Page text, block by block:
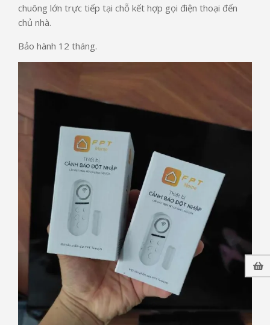
chuông lớn trực tiếp tại chỗ kết hợp gọi điện thoại đến
chủ nhà.
Bảo hành 12 tháng.